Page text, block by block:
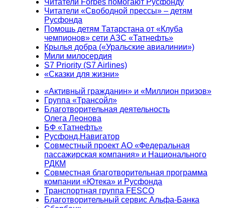
Читатели Forbes помогают Русфонду
Читатели «Свободной прессы» – детям
Русфонда
Помощь детям Татарстана от «Клуба
чемпионов» сети АЗС «Татнефть»
Крылья добра («Уральские авиалинии»)
Мили милосердия
S7 Priority (S7 Airlines)
«Сказки для жизни»
«Активный гражданин» и «Миллион призов»
Группа «Трансойл»
Благотворительная деятельность
Олега Леонова
БФ «Татнефть»
Русфонд.Навигатор
Совместный проект АО «Федеральная
пассажирская компания» и Национального
РДКМ
Совместная благотворительная программа
компании «Ютека» и Русфонда
Транспортная группа FESCO
Благотворительный сервис Альфа-Банка